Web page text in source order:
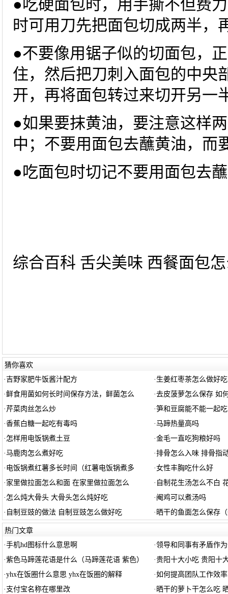
●吃硬面包时，用手撕不但费
时可用刀先把面包切成两半，
●不要像用锯子似的切面包，
住，然后把刀刺入面包的中央
开，再将面包转过来切开另一
●如果要抹黄油，要注意这样
中；不要用面包去蘸黄油，而
●吃面包时切记不要用面包去
综合百科 舌尖美味 西餐面包
猜你喜欢
·吉野家肥牛饭酱汁配方 · 生姜红枣茶怎么做好
·鲜食用菌如何长时间保存方法，鲜菌怎么 ·去皮菠萝怎么保存 如
· 芹菜肉丝怎么炒 ·笋和豆腐能不能一起吃
·香蕉白糖一起吃有毒吗 ·马蹄热量高吗
· 怎样用电饭锅煮土豆 ·金毛一直吃狗粮好吗
·马鹿肉怎么煮好吃 ·排骨怎么入味 排骨指
· 电饭锅煮红薯多长时间（红薯电饭锅煮多 ·女性丰胸吃什么好
· 家里做拉面怎么和面 在家里做拉面怎么 · 自制花生汤怎么不白
· 怎么炖大骨头 大骨头怎么炖好吃 · 阉鸡可以煮汤吗
· 自制豆豉的做法 自制豆豉怎么做好吃 · 晒干的鱼面怎么保存
热门文章
·手机hd图标什么意思啊 ·领导和同事有矛盾作
·紫色马蹄莲花语是什么（马蹄莲花语 紫色） ·贵阳十大小吃 贵阳十
·yhx在饭圈什么意思 yhx在饭圈的解释 ·如何提高团队工作效率
· 支付宝名称在哪里改 · 晒干的萝卜干怎么吃